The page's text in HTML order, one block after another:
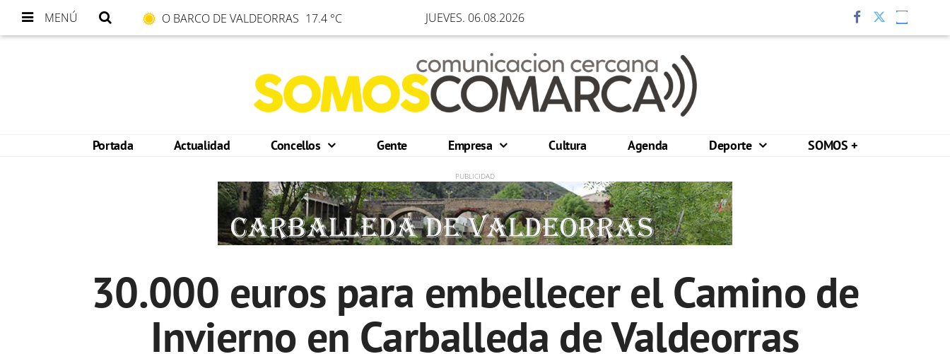
MENÚ O BARCO DE VALDEORRAS 17.4 °C JUEVES. 06.08.2026
Portada Actualidad Concellos Gente Empresa Cultura Agenda Deporte SOMOS +
30.000 euros para embellecer el Camino de
Invierno en Carballeda de Valdeorras